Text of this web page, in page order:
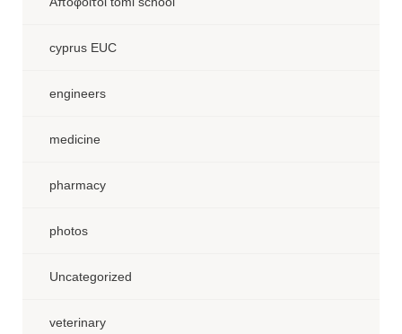
cyprus EUC
engineers
medicine
pharmacy
photos
Uncategorized
veterinary